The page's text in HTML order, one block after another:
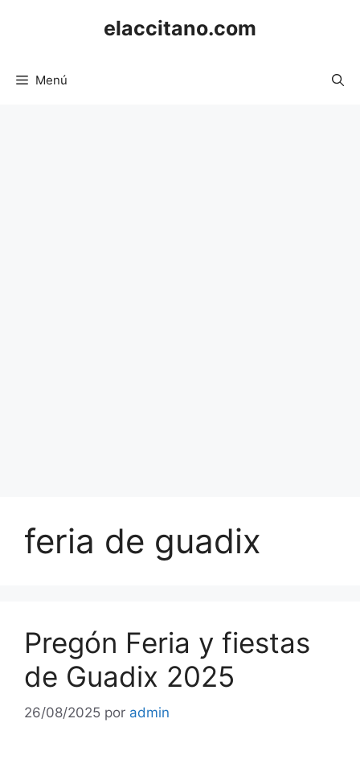
elaccitano.com
Menú
feria de guadix
Pregón Feria y fiestas
de Guadix 2025
26/08/2025 por admin